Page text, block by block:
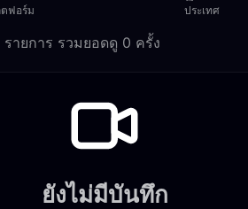
ฟอร์ม ประเทศ
ายการ รวมยอดดู 0 ครั้ง
ยังไม่มีบันทึก